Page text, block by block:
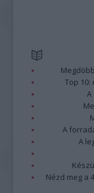
Top
A
A
A
Nézd meg a